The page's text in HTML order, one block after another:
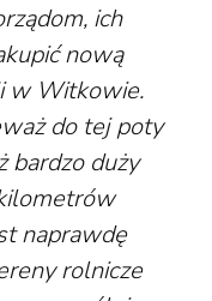
ich
nową
w Witkowie.
do tej poty
bardzo duży
naprawdę
rolnicze